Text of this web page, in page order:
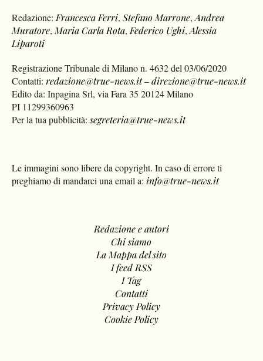
Redazione: Francesca Ferri,Stefano Marrone,Andrea
Muratore, Maria Carla Rota, Federico Ughi,Alessia
Liparoti
Registrazione Tribunale di Milano n. 4632 del 03/06/2020
Contatti:redazione@true-news.it–direzione@true-news.it
Edito da: Inpagina Srl, via Fara 35 20124 Milano
PI 11299360963
Per la tua pubblicità:segreteria@true-news.it
Le immagini sono libere da copyright. In caso di errore ti
preghiamo di mandarci una email a: info@true-news.it
Redazione e autori
Chi siamo
La Mappa del sito
I feed RSS
I Tag
Contatti
Privacy Policy
Cookie Policy